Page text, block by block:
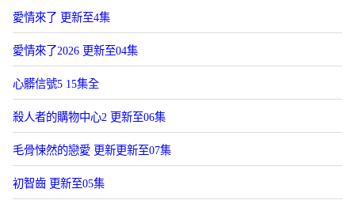
愛情來了 更新至4集
愛情來了2026 更新至04集
心髒信號5 15集全
殺人者的購物中心2 更新至06集
毛骨悚然的戀愛 更新更新至07集
初智齒 更新至05集